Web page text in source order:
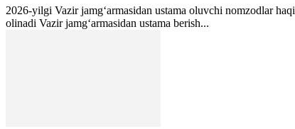
2026-yilgi Vazir jamgʻarmasidan ustama oluvchi nomzodlar
olinadi Vazir jamgʻarmasidan ustama berish...